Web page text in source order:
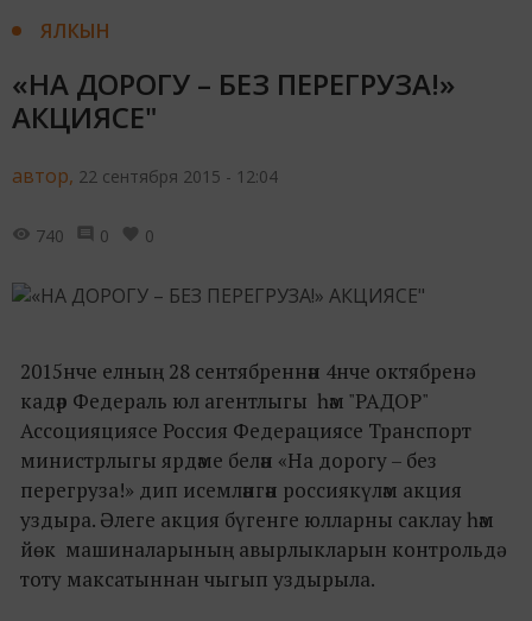
ЯЛКЫН
«НА ДОРОГУ – БЕЗ ПЕРЕГРУЗА!»
АКЦИЯСЕ"
автор, 22 сентября 2015 - 12:04
740 0 0
2015нче елның 28 сентябреннән 4нче октябренә
кадәр Федераль юл агентлыгы һәм "РАДОР"
Ассоцияциясе Россия Федерациясе Транспорт
министрлыгы ярдәме белән «На дорогу – без
перегруза!» дип исемләнгән россиякүләм акция
уздыра. Әлеге акция бүгенге юлларны саклау һәм
йөк машиналарының авырлыкларын контрольдә
тоту максатыннан чыгып уздырыла.